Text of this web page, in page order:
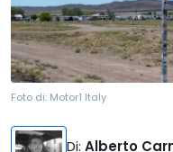
Foto di: Motor1 Italy
Di: Alberto